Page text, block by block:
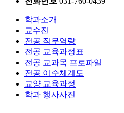
학과소개
교수진
전공 직무역량
전공 교육과정표
전공 교과목 프로파일
전공 이수체계도
교양 교육과정
학과 행사사진